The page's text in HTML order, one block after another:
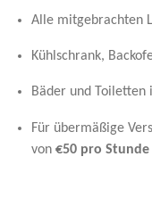
Alle mitgebrachten
Kühlschrank,
Bäder und Toiletten
Für übermäßige
von €50 pro Stunde